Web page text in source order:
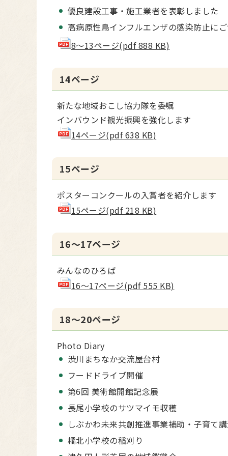
優良建設工事・施工業者を表彰しました
高病原性鳥インフルエンザの感染防止に
8～13ページ(pdf 888 KB)
14ページ
新たな地域おこし協力隊を委嘱
インバウンド観光振興を強化します
14ページ(pdf 638 KB)
15ページ
ポスターコンクールの入賞者を紹介します
15ページ(pdf 218 KB)
16～17ページ
みんなのひろば
16～17ページ(pdf 555 KB)
18～20ページ
Photo Diary
渋川まちなか交流屋台村
フードドライブ開催
第6回 美術館開館記念展
長尾小学校のサツマイモ収穫
しぶかわ未来共創推進事業補助・子育て
橘北小学校の稲刈り